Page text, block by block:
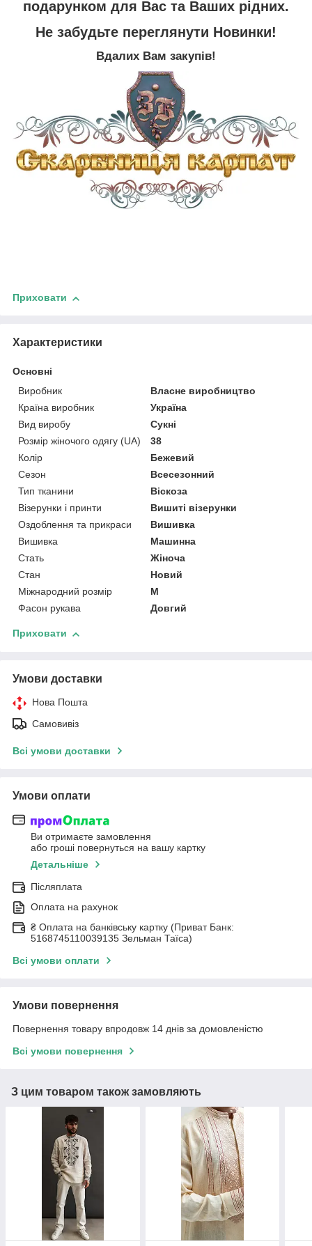
подарунком для Вас та Ваших рідних.
Не забудьте переглянути Новинки!
Вдалих Вам закупів!
Приховати
Характеристики
Основні
Виробник
Власне виробництво
Країна виробник
Україна
Вид виробу
Сукні
Розмір жіночого одягу (UA)
38
Колір
Бежевий
Сезон
Всесезонний
Тип тканини
Віскоза
Візерунки і принти
Вишиті візерунки
Оздоблення та прикраси
Вишивка
Вишивка
Машинна
Стать
Жіноча
Стан
Новий
Міжнародний розмір
M
Фасон рукава
Довгий
Приховати
Умови доставки
Нова Пошта
Самовивіз
Всі умови доставки
Умови оплати
Ви отримаєте замовлення
або гроші повернуться на вашу картку
Детальніше
Післяплата
Оплата на рахунок
₴ Оплата на банківську картку (Приват Банк:
5168745110039135 Зельман Таїса)
Всі умови оплати
Умови повернення
Повернення товару впродовж 14 днів за домовленістю
Всі умови повернення
З цим товаром також замовляють